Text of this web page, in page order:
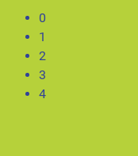
0
1
2
3
4